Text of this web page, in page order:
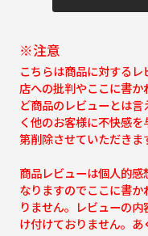
※注意
こちらは商品に対する
店への批判やここに書
ど商品のレビューとは
く他のお客様に不快感
第削除させていただきま
商品レビューは個人的
なりますのでここに書
りません。レビューの
け付けておりません。あ